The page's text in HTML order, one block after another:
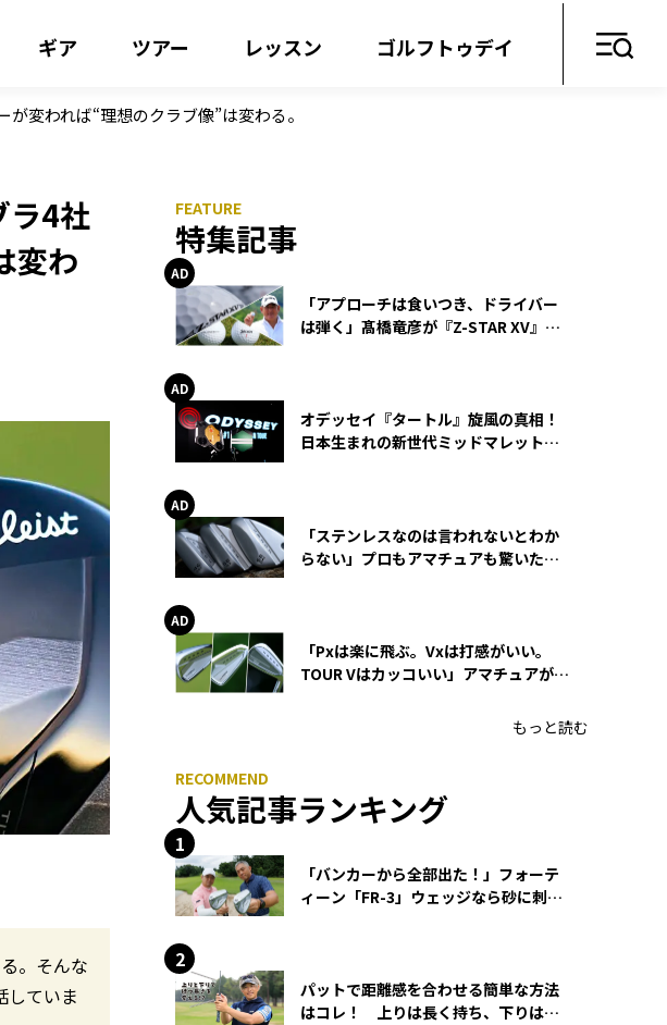
ギア ツアー レッスン ゴルフトゥデイ
変われば“理想のクラブ像”は変わる。
ラ4社
変わ
。そんな
していま
特集記事
「アプローチは食いつき、ドライバー
は弾く」髙橋竜彦が『Z-STAR XV』を
オデッセイ『タートル』旋風の真相！
日本生まれの新世代ミッドマレットが
「ステンレスなのは言われないとわか
らない」プロもアマチュアも驚いた
「Pxは楽に飛ぶ。Vxは打感がいい。
TOUR Vはカッコいい」アマチュアが選
もっと読む
人気記事ランキング
「バンカーから全部出た！」フォーテ
ィーン「FR-3」ウェッジなら砂に刺さ
パットで距離感を合わせる簡単な方法
はコレ！ 上りは長く持ち、下りは短